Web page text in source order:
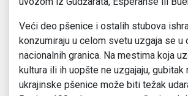
Veći deo pšenice i ostalih stubova
konzumiraju u celom svetu uzgaja se u
nacionalnih granica. Na mestima koja
kultura ili ih uopšte ne uzgajaju, gubitak
ukrajinske pšenice može biti težak